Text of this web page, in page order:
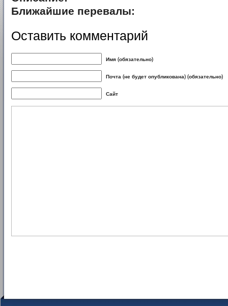
Ближайшие перевалы:
Оставить комментарий
Имя (обязательно)
Почта (не будет опубликована) (обязательно)
Сайт